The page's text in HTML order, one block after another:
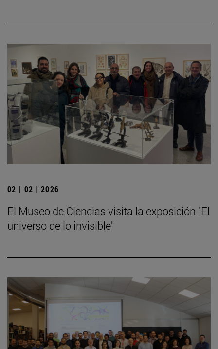
02 | 02 | 2026
El Museo de Ciencias visita la exposición "El
universo de lo invisible"